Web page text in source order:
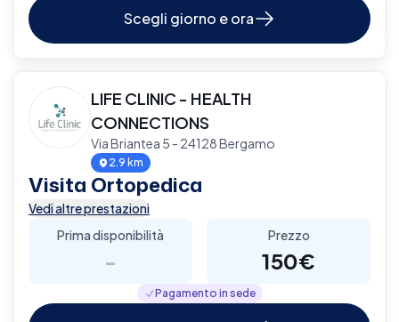
Scegli giorno e ora
LIFE CLINIC - HEALTH
CONNECTIONS
Via Briantea 5 - 24128 Bergamo
2.9 km
Visita Ortopedica
Vedi altre prestazioni
Prima disponibilità
-
Prezzo
150€
Pagamento in sede